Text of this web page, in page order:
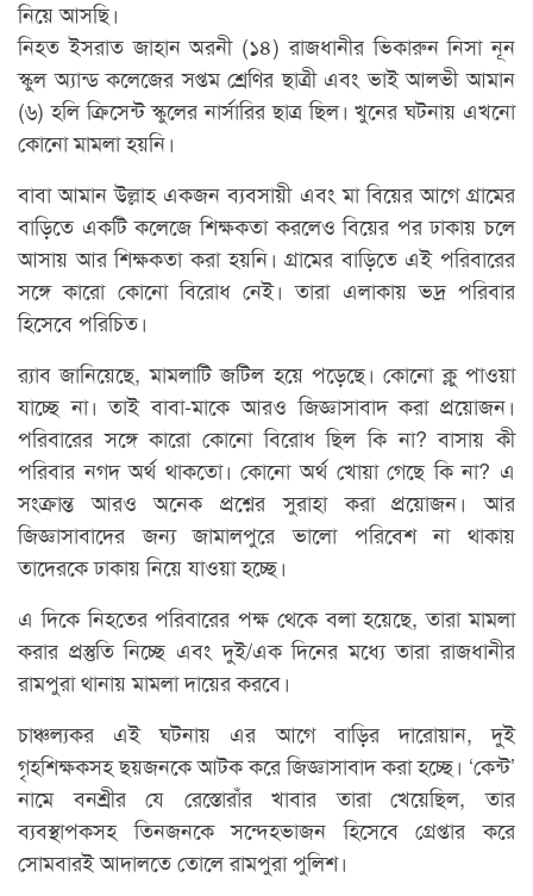
নিয়ে আসছি।
নিহত ইসরাত জাহান অরনী (১৪) রাজধানীর ভিকারুন নিসা নূন
স্কুল অ্যান্ড কলেজের সপ্তম শ্রেণির ছাত্রী এবং ভাই আলভী আমান
(৬) হলি ক্রিসেন্ট স্কুলের নার্সারির ছাত্র ছিল। খুনের ঘটনায় এখনো
কোনো মামলা হয়নি।
বাবা আমান উল্লাহ একজন ব্যবসায়ী এবং মা বিয়ের আগে গ্রামের
বাড়িতে একটি কলেজে শিক্ষকতা করলেও বিয়ের পর ঢাকায় চলে
আসায় আর শিক্ষকতা করা হয়নি। গ্রামের বাড়িতে এই পরিবারের
সঙ্গে কারো কোনো বিরোধ নেই। তারা এলাকায় ভদ্র পরিবার
হিসেবে পরিচিত।
র‌্যাব জানিয়েছে, মামলাটি জটিল হয়ে পড়েছে। কোনো ক্লু পাওয়া
যাচ্ছে না। তাই বাবা-মাকে আরও জিজ্ঞাসাবাদ করা প্রয়োজন।
পরিবারের সঙ্গে কারো কোনো বিরোধ ছিল কি না? বাসায় কী
পরিবার নগদ অর্থ থাকতো। কোনো অর্থ খোয়া গেছে কি না? এ
সংক্রান্ত আরও অনেক প্রশ্নের সুরাহা করা প্রয়োজন। আর
জিজ্ঞাসাবাদের জন্য জামালপুরে ভালো পরিবেশ না থাকায়
তাদেরকে ঢাকায় নিয়ে যাওয়া হচ্ছে।
এ দিকে নিহতের পরিবারের পক্ষ থেকে বলা হয়েছে, তারা মামলা
করার প্রস্তুতি নিচ্ছে এবং দুই/এক দিনের মধ্যে তারা রাজধানীর
রামপুরা থানায় মামলা দায়ের করবে।
চাঞ্চল্যকর এই ঘটনায় এর আগে বাড়ির দারোয়ান, দুই
গৃহশিক্ষকসহ ছয়জনকে আটক করে জিজ্ঞাসাবাদ করা হচ্ছে। ‘কেন্ট’
নামে বনশ্রীর যে রেস্তোরাঁর খাবার তারা খেয়েছিল, তার
ব্যবস্থাপকসহ তিনজনকে সন্দেহভাজন হিসেবে গ্রেপ্তার করে
সোমবারই আদালতে তোলে রামপুরা পুলিশ।